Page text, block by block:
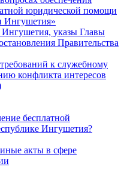
юридической помощи
Ингушетия»
указы Главы
Правительства
к служебному
конфликта интересов
бесплатной
Ингушетия?
акты в сфере